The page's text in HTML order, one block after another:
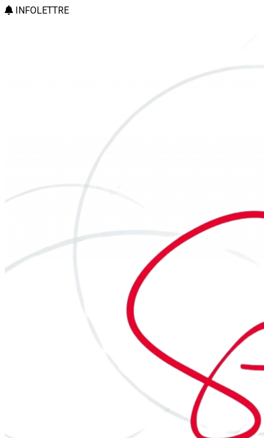
INFOLETTRE